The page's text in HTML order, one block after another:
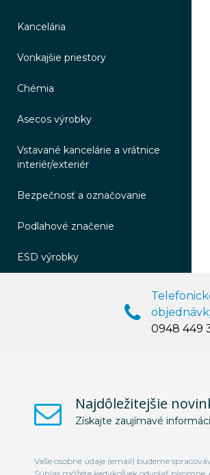
Kancelária
Vonkajšie priestory
Chémia
Asecos výrobky
Vstavané kancelárie a vrátnice
interiér/exteriér
Bezpečnosť a označovanie
Podlahové značenie
ESD výrobky
0948 449
Najdôležitejšie
Získajte zaujímavé
Vaše osobné údaje (email) budeme